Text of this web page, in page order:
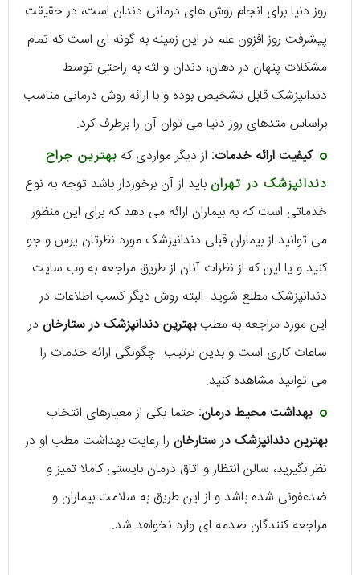
روز دنیا برای انجام روش های درمانی دندان است، در حقیقت
پیشرفت روز افزون علم در این زمینه به گونه ای است که تمام
مشکلات پنهان در دهان، دندان و لثه به راحتی توسط
دندانپزشک قابل تشخیص بوده و با ارائه روش درمانی مناسب
براساس متدهای روز دنیا می توان آن را برطرف کرد.
کیفیت ارائه خدمات: از دیگر مواردی که بهترین جراح
دندانپزشک در تهرانباید از آن برخوردار باشد توجه به نوع
خدماتی است که به بیماران ارائه می دهد که برای این منظور
می توانید از بیماران قبلی دندانپزشک مورد نظرتان پرس و جو
کنید و یا این که از نظرات آنان از طریق مراجعه به وب سایت
دندانپزشک مطلع شوید. البته روش دیگر کسب اطلاعات در
این مورد مراجعه به مطببهترین دندانپزشک در ستارخان در
ساعات کاری است و بدین ترتیب چگونگی ارائه خدمات را
می توانید مشاهده کنید.
بهداشت محیط درمان: حتما یکی از معیارهای انتخاب
بهترین دندانپزشک در ستارخان را رعایت بهداشت مطب او در
نظر بگیرید، سالن انتظار و اتاق درمان بایستی کاملا تمیز و
ضدعفونی شده باشد و از این طریق به سلامت بیماران و
مراجعه کنندگان صدمه ای وارد نخواهد شد.